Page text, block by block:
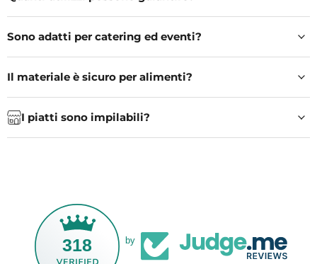
Sono adatti per catering ed eventi?
Il materiale è sicuro per alimenti?
I piatti sono impilabili?
318 by